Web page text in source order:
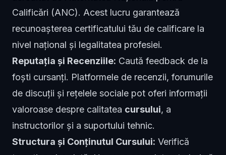
Calificări (ANC). Acest lucru garantează
recunoașterea certificatului tău de calificare la
nivel național și legalitatea profesiei.
Reputația și Recenziile: Caută feedback de la
foști cursanți. Platformele de recenzii, forumurile
de discuții și rețelele sociale pot oferi informații
valoroase despre calitatea cursului, a
instructorilor și a suportului tehnic.
Structura și Conținutul Cursului: Verifică